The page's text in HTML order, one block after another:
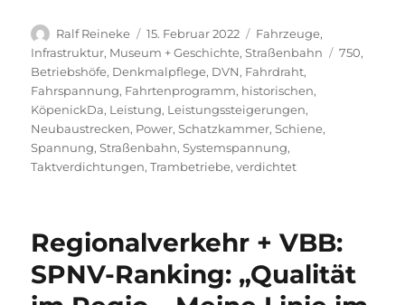
Autor
Ralf Reineke
Veröffentlicht
am
15. Februar 2022 Kategorien
Fahrzeuge,
Infrastruktur, Museum + Geschichte,Straßenbahn 750,
Betriebshöfe, Denkmalpflege, DVN, Fahrdraht,
Fahrspannung, Fahrtenprogramm, historischen,
KöpenickDa, Leistung, Leistungssteigerungen,
Neubaustrecken, Power,Schatzkammer,Schiene,
Spannung,Straßenbahn,Systemspannung,
Taktverdichtungen,Trambetriebe,verdichtet
Regionalverkehr + VBB:
SPNV-Ranking: „Qualität